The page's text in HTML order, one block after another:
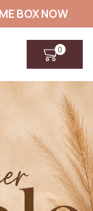
BOX NOW
0